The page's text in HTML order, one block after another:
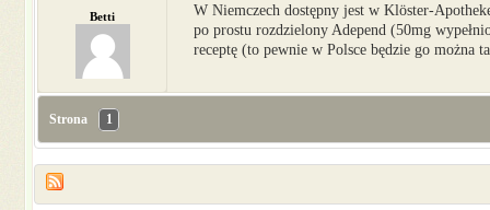
Betti
W Niemczech dostępny jest w Klöster-
po prostu rozdzielony Adepend (50mg
receptę (to pewnie w Polsce będzie go można
Strona 1